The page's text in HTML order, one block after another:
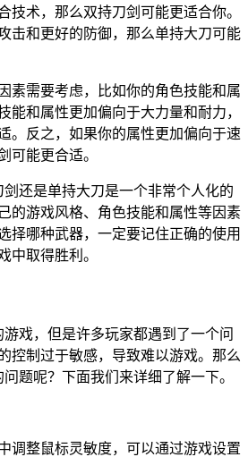
技术，那么双持刀剑可能更适合你。
击和更好的防御，那么单持大刀可能
素需要考虑，比如你的角色技能和属
能和属性更加偏向于大力量和耐力，
。反之，如果你的属性更加偏向于速
可能更合适。
还是单持大刀是一个非常个人化的
的游戏风格、角色技能和属性等因素
择哪种武器，一定要记住正确的使用
中取得胜利。
戏，但是许多玩家都遇到了一个问
控制过于敏感，导致难以游戏。那么
题呢？下面我们来详细了解一下。
调整鼠标灵敏度，可以通过游戏设置